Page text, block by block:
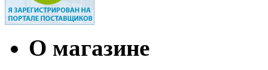
О магазине